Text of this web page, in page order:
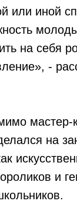
или иной
на себя
-
мастер-
на
и